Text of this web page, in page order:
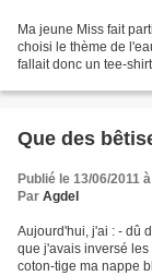
Ma jeune Miss fait
choisi le thème de
fallait donc un tee-
Que des
Publié le 13/06/2011
Par Agdel
Aujourd'hui, j'ai : - dû
que j'avais inversé
coton-tige ma nappe